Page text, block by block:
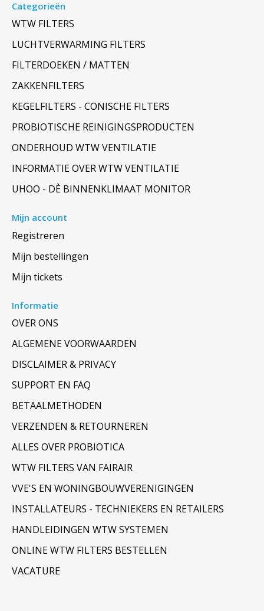
Categorieën
WTW FILTERS
LUCHTVERWARMING FILTERS
FILTERDOEKEN / MATTEN
ZAKKENFILTERS
KEGELFILTERS - CONISCHE FILTERS
PROBIOTISCHE REINIGINGSPRODUCTEN
ONDERHOUD WTW VENTILATIE
INFORMATIE OVER WTW VENTILATIE
UHOO - DÈ BINNENKLIMAAT MONITOR
Mijn account
Registreren
Mijn bestellingen
Mijn tickets
Informatie
OVER ONS
ALGEMENE VOORWAARDEN
DISCLAIMER & PRIVACY
SUPPORT EN FAQ
BETAALMETHODEN
VERZENDEN & RETOURNEREN
ALLES OVER PROBIOTICA
WTW FILTERS VAN FAIRAIR
VVE'S EN WONINGBOUWVERENIGINGEN
INSTALLATEURS - TECHNIEKERS EN RETAILERS
HANDLEIDINGEN WTW SYSTEMEN
ONLINE WTW FILTERS BESTELLEN
VACATURE